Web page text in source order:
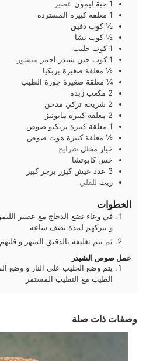
1 حبة ليمون عصير
1 معلقة كبيرة المستردة
½ كوب دقيق
½ كوب نشا
1 كوب حليب
1 كوب جبن شيدر احمر مبشور
½ معلقة صغيرة بربكيا
¼ معلقة صغيرة جوزة الطيب
2 مكعب زبده
2 شريحة تركي مدخن
2 معلقة كبيرة مايونيز
1 معلقة كبيرة بربكيو صوص
½ معلقة كبيرة هوت صوص
خيار مخلل شرايح
خس كابوتشا
3 عدد عيش كيزر برجر كبير
زيت للقلي
الخطوات
في وعاء نضع الدجاج مع عصير
و نتركهم لمدة نصف ساعه
ثم يتم تغليفه بالدقيق المبهر و
عمل صوص الشيدر
يتم وضع الحليب على النار و وضع
الطيب مع التقليب المستمر
وصفات ذات صلة